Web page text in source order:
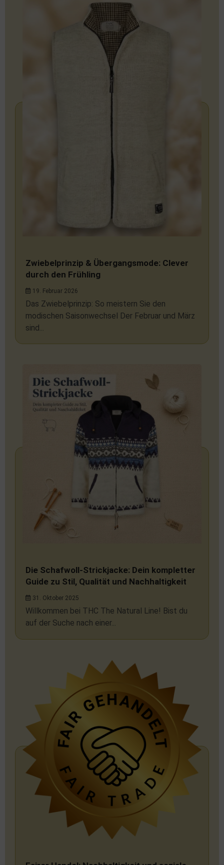
Zwiebelprinzip & Übergangsmode: Clever
durch den Frühling
19. Februar 2026
Das Zwiebelprinzip: So meistern Sie den
modischen Saisonwechsel Der Februar und März
sind...
Die Schafwoll-Strickjacke: Dein kompletter
Guide zu Stil, Qualität und Nachhaltigkeit
31. Oktober 2025
Willkommen bei THC The Natural Line! Bist du
auf der Suche nach einer...